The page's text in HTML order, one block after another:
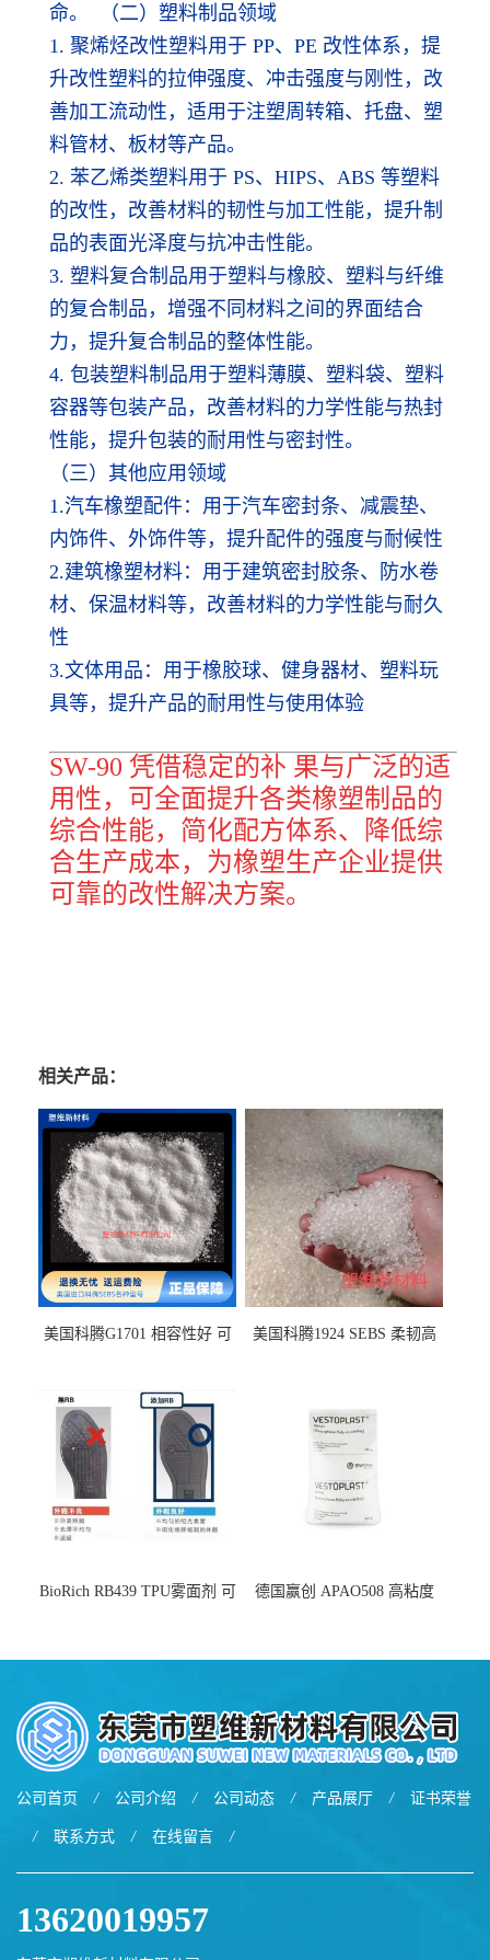
命。 （二）塑料制品领域
1. 聚烯烃改性塑料用于 PP、PE 改性体系，提
升改性塑料的拉伸强度、冲击强度与刚性，改
善加工流动性，适用于注塑周转箱、托盘、塑
料管材、板材等产品。
2. 苯乙烯类塑料用于 PS、HIPS、ABS 等塑料
的改性，改善材料的韧性与加工性能，提升制
品的表面光泽度与抗冲击性能。
3. 塑料复合制品用于塑料与橡胶、塑料与纤维
的复合制品，增强不同材料之间的界面结合
力，提升复合制品的整体性能。
4. 包装塑料制品用于塑料薄膜、塑料袋、塑料
容器等包装产品，改善材料的力学性能与热封
性能，提升包装的耐用性与密封性。
（三）其他应用领域
1.汽车橡塑配件：用于汽车密封条、减震垫、
内饰件、外饰件等，提升配件的强度与耐候性
2.建筑橡塑材料：用于建筑密封胶条、防水卷
材、保温材料等，改善材料的力学性能与耐久
性
3.文体用品：用于橡胶球、健身器材、塑料玩
具等，提升产品的耐用性与使用体验
SW-90 凭借稳定的补 果与广泛的适
用性，可全面提升各类橡塑制品的
综合性能，简化配方体系、降低综
合生产成本，为橡塑生产企业提供
可靠的改性解决方案。
相关产品：
美国科腾G1701 相容性好 可
美国科腾1924 SEBS 柔韧高
BioRich RB439 TPU雾面剂 可
德国赢创 APAO508 高粘度
公司首页 / 公司介绍 / 公司动态 / 产品展厅 / 证书荣誉
/ 联系方式 / 在线留言 /
13620019957